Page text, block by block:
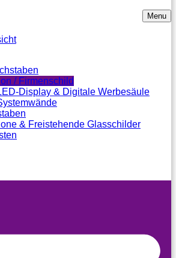
Menu
/ Firmenschild
Display & Digitale Werbesäule
& Freistehende Glasschilder